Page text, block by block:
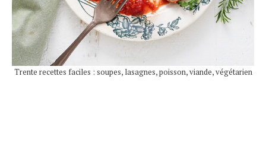
Trente recettes faciles : soupes, lasagnes, poisson, viande, végétarien